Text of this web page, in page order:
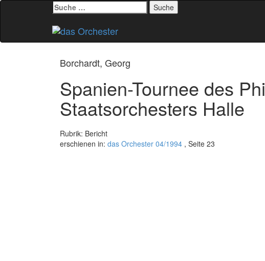
Suche
nach:
springen
Borchardt, Georg
Spanien-Tournee des
Staatsorchesters Halle
Rubrik: Bericht
erschienen in: das Orchester 04/1994 , Seite 23